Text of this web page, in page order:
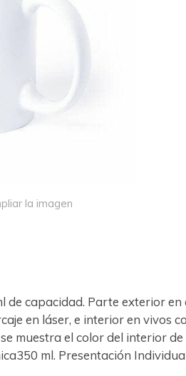
la imagen
de capacidad. Parte exterior en
en láser, e interior en vivos
muestra el color del interior de
ml. Presentación